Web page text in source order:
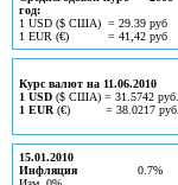
год:
1 USD ($ США) = 29.39 руб
1 EUR (€) = 41,42 руб
Курс валют на 11.06.2010
1 USD ($ США) = 31.5742 руб.
1 EUR (€) = 38.0217 руб.
15.01.2010
Инфляция 0.7%